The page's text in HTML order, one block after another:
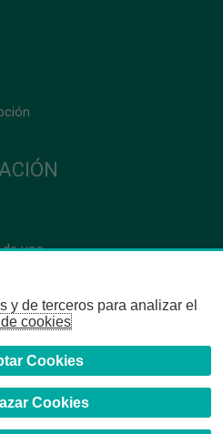
de uso
y de terceros para analizar el
cookies
Cookies
Cookies